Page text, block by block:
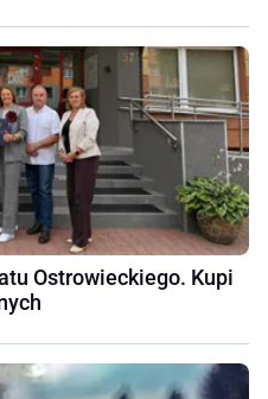
Ostrowieckiego. Kupi